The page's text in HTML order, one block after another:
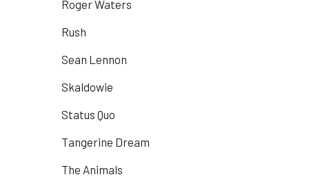
Roger Waters
Rush
Sean Lennon
Skaldowie
Status Quo
Tangerine Dream
The Animals